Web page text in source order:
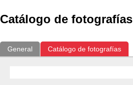
Catálogo de fotografías
General Catálogo de fotografías